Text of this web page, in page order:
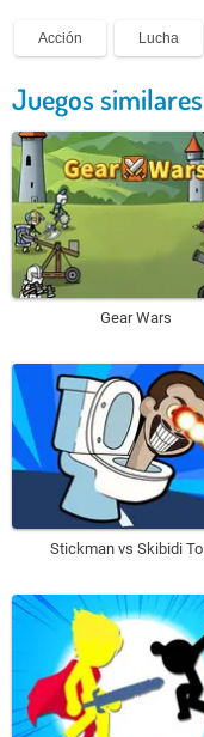
Acción Lucha
Juegos similares
Gear Wars
Stickman vs Skibidi